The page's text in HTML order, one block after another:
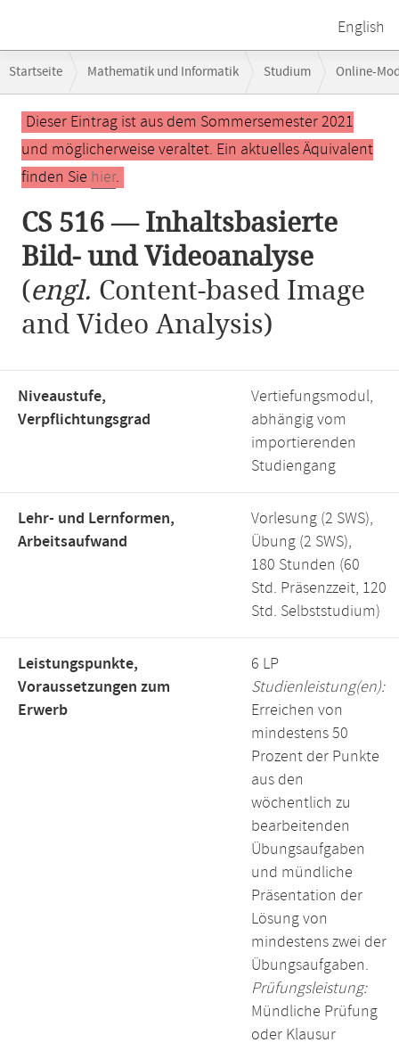
English
Navigation
Startseite Mathematik und Informatik Studium Online-
CS 516 — Inhaltsbasierte Bild- und Videoanalyse
Hauptinhalt
Dieser Eintrag ist aus dem Sommersemester 2021
und möglicherweise veraltet. Ein aktuelles Äquivalent
finden Sie hier.
CS 516 — Inhaltsbasierte
Bild- und Videoanalyse
(engl. Content-based Image
and Video Analysis)
Niveaustufe,
Verpflichtungsgrad
Vertiefungsmodul,
abhängig vom
importierenden
Studiengang
Lehr- und Lernformen,
Arbeitsaufwand
Vorlesung (2 SWS),
Übung (2 SWS),
180 Stunden (60
Std. Präsenzzeit, 120
Std. Selbststudium)
Leistungspunkte,
Voraussetzungen zum
Erwerb
6 LP
Studienleistung(en):
Erreichen von
mindestens 50
Prozent der Punkte
aus den
wöchentlich zu
bearbeitenden
Übungsaufgaben
und mündliche
Präsentation der
Lösung von
mindestens zwei der
Übungsaufgaben.
Prüfungsleistung:
Mündliche Prüfung
oder Klausur